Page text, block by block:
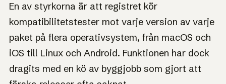
En av styrkorna är att registret kör
kompatibilitetstester mot varje version av varje
paket på flera operativsystem, från macOS och
iOS till Linux och Android. Funktionen har dock
dragits med en kö av byggjobb som gjort att